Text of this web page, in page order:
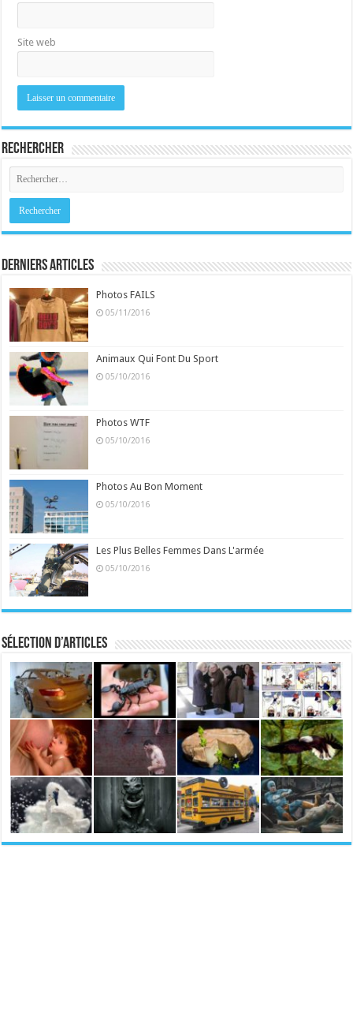
Site web
Rechercher
Derniers Articles
Photos FAILS
05/11/2016
Animaux Qui Font Du Sport
05/10/2016
Photos WTF
05/10/2016
Photos Au Bon Moment
05/10/2016
Les Plus Belles Femmes Dans L'armée
05/10/2016
Sélection d’articles